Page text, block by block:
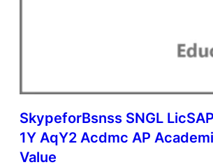
SkypeforBsnss SNGL
1Y AqY2 Acdmc AP
Value